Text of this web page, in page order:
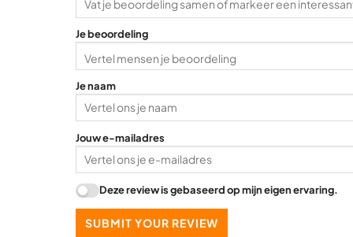
Je beoordeling
Je naam
Jouw e-mailadres
Deze review is gebaseerd op mijn eigen ervaring.
SUBMIT YOUR REVIEW